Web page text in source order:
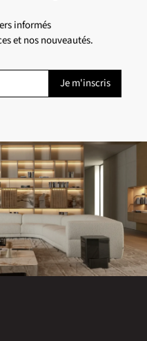
informés
et nos nouveautés.